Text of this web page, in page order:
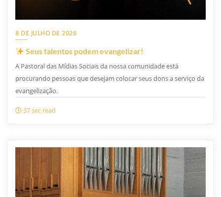
8 DE JULHO DE 2026
Seus talentos podem evangelizar!
A Pastoral das Mídias Sociais da nossa comunidade está
procurando pessoas que desejam colocar seus dons a serviço da
evangelização.
37 sec read